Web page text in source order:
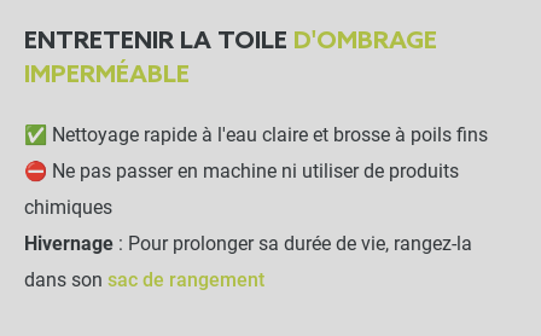
ENTRETENIR LA TOILE D'OMBRAGE
IMPERMÉABLE
✅ Nettoyage rapide à l'eau claire et brosse à poils fins
⛔ Ne pas passer en machine ni utiliser de produits
chimiques
Hivernage : Pour prolonger sa durée de vie, rangez-la
dans son sac de rangement